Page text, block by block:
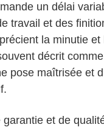
un délai
travail et des
la minutie
décrit
pose maîtrisée et
garantie et de